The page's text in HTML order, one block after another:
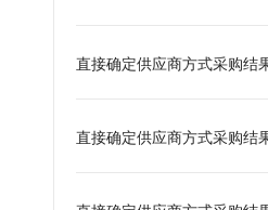
直接确定供应商方式采购结
直接确定供应商方式采购结